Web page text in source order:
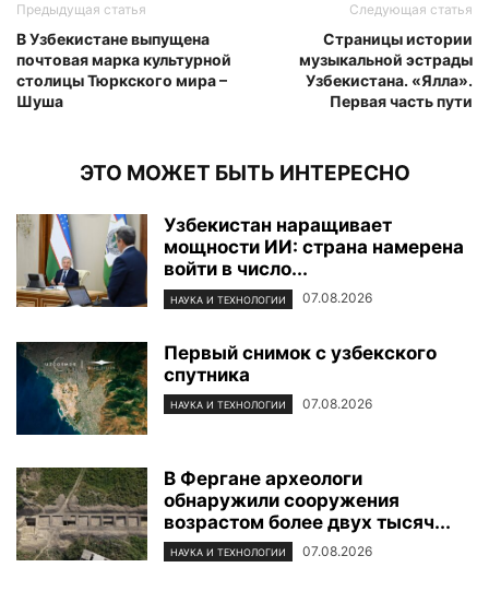
Предыдущая статья
В Узбекистане выпущена
почтовая марка культурной
столицы Тюркского мира –
Шуша
Следующая статья
Страницы истории
музыкальной эстрады
Узбекистана. «Ялла».
Первая часть пути
ЭТО МОЖЕТ БЫТЬ ИНТЕРЕСНО
Узбекистан наращивает
мощности ИИ: страна намерена
войти в число...
НАУКА И ТЕХНОЛОГИИ 07.08.2026
Первый снимок с узбекского
спутника
НАУКА И ТЕХНОЛОГИИ 07.08.2026
В Фергане археологи
обнаружили сооружения
возрастом более двух тысяч...
НАУКА И ТЕХНОЛОГИИ 07.08.2026